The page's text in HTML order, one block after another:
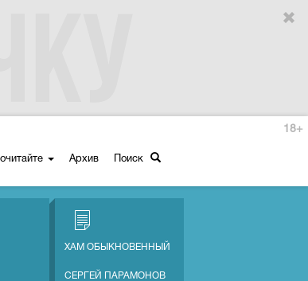
Архив Поиск
18+
ХАМ ОБЫКНОВЕННЫЙ
СЕРГЕЙ ПАРАМОНОВ